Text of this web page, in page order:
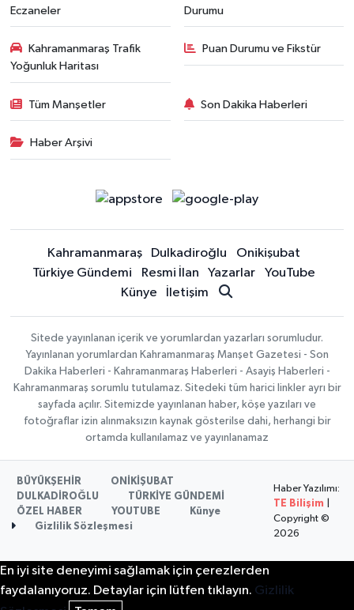
Eczaneler
Durumu
Kahramanmaraş Trafik
Yoğunluk Haritası
Puan Durumu ve Fikstür
Tüm Manşetler Son Dakika Haberleri
Haber Arşivi
Kahramanmaraş Dulkadiroğlu
Onikişubat
Türkiye Gündemi
Resmi İlan Yazarlar
YouTube
Künye
İletişim
Sitede yayınlanan içerik ve yorumlardan yazarları sorumludur.
Yayınlanan yorumlardan Kahramanmaraş Manşet Gazetesi - Son
Dakika Haberleri - Kahramanmaraş Haberleri - Asayiş Haberleri -
Kahramanmaraş sorumlu tutulamaz. Sitedeki tüm harici linkler ayrı bir
sayfada açılır. Sitemizde yayınlanan haber, köşe yazıları ve
fotoğraflar izin alınmaksızın kaynak gösterilse dahi, herhangi bir
ortamda kullanılamaz ve yayınlanamaz
BÜYÜKŞEHİR
ONİKİŞUBAT
DULKADİROĞLU
TÜRKİYE GÜNDEMİ
ÖZEL HABER
YOUTUBE
Künye
Gizlilik Sözleşmesi
Haber Yazılımı:
TE Bilişim
Copyright ©
2026
En iyi site deneyimi sağlamak için çerezlerden
faydalanıyoruz. Detaylar için lütfen tıklayın. Gizlilik